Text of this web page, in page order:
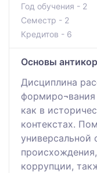
Год обучения - 2
Семестр - 2
Кредитов - 6
Основы
Дисциплина
формиро¬вания
как в
контекстах.
коррупции,